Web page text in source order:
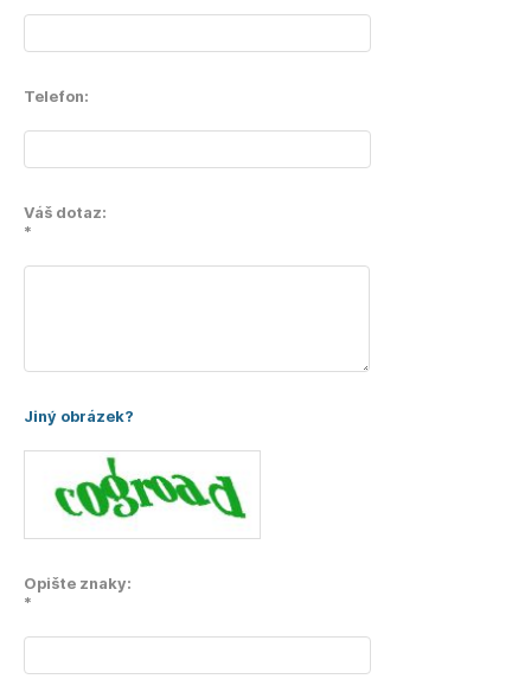
Telefon:
Váš dotaz:
*
Jiný obrázek?
Opište znaky:
*